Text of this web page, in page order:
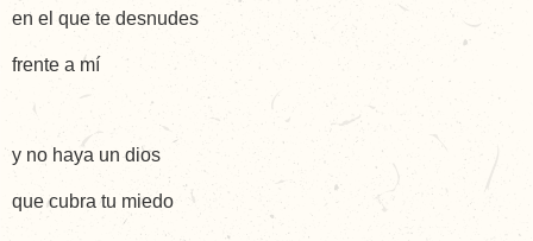
en el que te desnudes
frente a mí
y no haya un dios
que cubra tu miedo